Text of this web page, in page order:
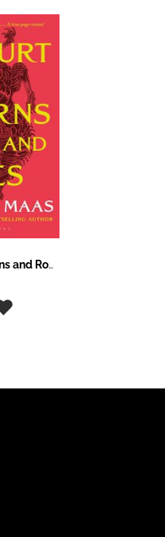
A Court of Thorns and Roses